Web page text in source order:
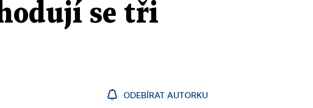
se tři
ODEBÍRAT AUTORKU